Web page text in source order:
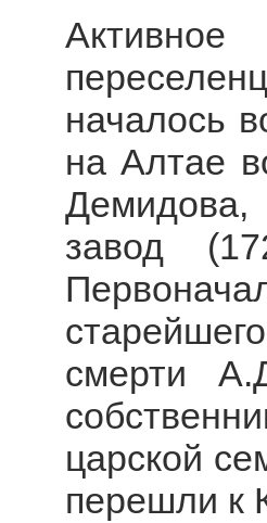
началось
на Алтае
завод
смерти
царской
перешли к